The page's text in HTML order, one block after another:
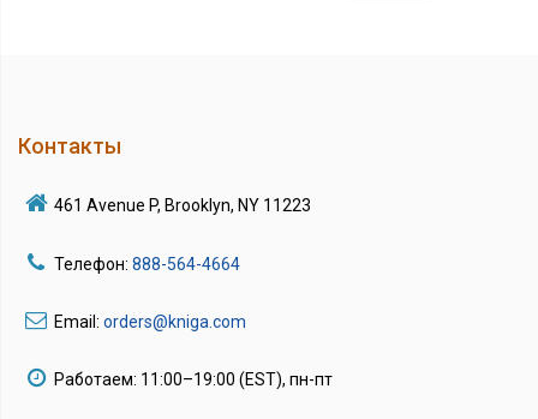
Контакты
461 Avenue P, Brooklyn, NY 11223
Телефон: 888-564-4664
Email: orders@kniga.com
Работаем: 11:00–19:00 (EST), пн-пт